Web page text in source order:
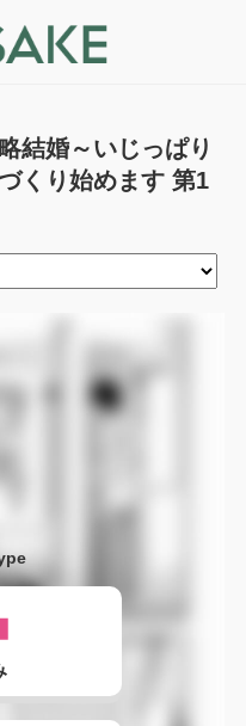
結婚～いじっぱり
くり始めます 第1